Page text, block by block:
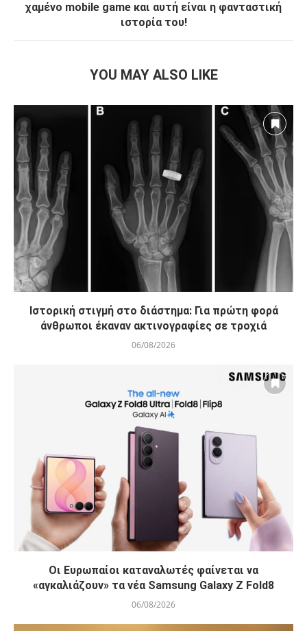
χαμένο mobile game και αυτή είναι η φανταστική
ιστορία του!
YOU MAY ALSO LIKE
Ιστορική στιγμή στο διάστημα: Για πρώτη φορά
άνθρωποι έκαναν ακτινογραφίες σε τροχιά
06/08/2026
Οι Ευρωπαίοι καταναλωτές φαίνεται να
«αγκαλιάζουν» τα νέα Samsung Galaxy Z Fold8
06/08/2026